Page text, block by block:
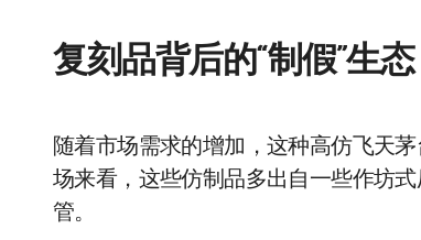
复刻品背后的“制假”生态
随着市场需求的增加，这种高仿飞天
场来看，这些仿制品多出自一些作坊
管。